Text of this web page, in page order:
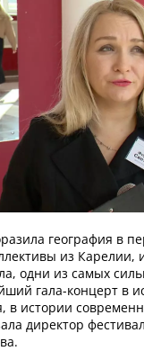
география в
из Карелии,
одни из самых
гала-концерт в
в истории
директор